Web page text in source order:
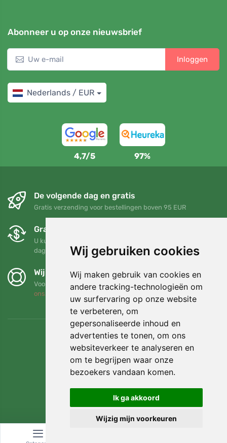
Wij gebruiken cookies
Wij maken gebruik van cookies en
andere tracking-technologieën om
uw surfervaring op onze website
te verbeteren, om
gepersonaliseerde inhoud en
advertenties te tonen, om ons
websiteverkeer te analyseren en
om te begrijpen waar onze
bezoekers vandaan komen.
Ik ga akkoord
Wijzig mijn voorkeuren
Abonneer u op onze nieuwsbrief
Inloggen
Nederlands / EUR
4,7/5 97%
De volgende dag en gratis
Gratis verzending voor bestellingen boven 95 EUR
Gratis ruilen en retourneren
U kunt uw bestelling op elk gewenst moment binnen 90
dagen retourneren of ruilen
Wij steunen Trees.org
Voor elke bestelling planten we een boom! Lees meer Over
ons